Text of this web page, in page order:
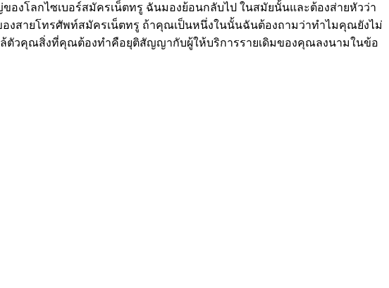
งโลกไซเบอร์สมัครเน็ตทรู ฉันมองย้อนกลับไป ในสมัยนั้นและต้องส่ายหัวว่า
งสายโทรศัพท์สมัครเน็ตทรู ถ้าคุณเป็นหนึ่งในนั้นฉันต้องถามว่าทำไมคุณยังไม่
ล้ตัวคุณสิ่งที่คุณต้องทำคือยุติสัญญากับผู้ให้บริการรายเดิมของคุณลงนามในข้อ